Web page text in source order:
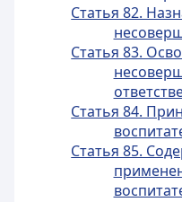
Статья 82.
Статья 83.
Статья 84.
Статья 85.